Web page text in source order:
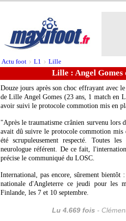
Actu foot > L1 > Lille
Lille : Angel
Douze jours après son choc effrayant avec
de Lille AngelGomes (23 ans, 1 match en
avoir suivi le protocole commotion mis en
"Après le traumatisme crânien survenu lors
avait dû suivre le protocole commotion
été scrupuleusement respecté. Toutes
neurologue référent. De ce fait,
précise le communiqué du LOSC.
International, pas encore, sûrement
nationale d'Angleterre ce jeudi pour les
Finlande, les 7 et 10 septembre.
Lu 4.669 fois -